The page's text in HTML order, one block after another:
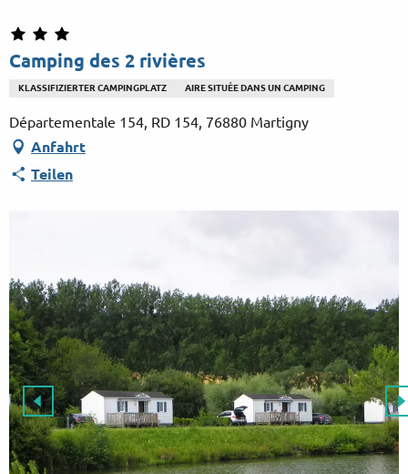
au
contenu
principal
Camping des 2 rivières
KLASSIFIZIERTER CAMPINGPLATZ AIRE SITUÉE DANS UN CAMPING
Départementale 154, RD 154, 76880 Martigny
Anfahrt
Teilen